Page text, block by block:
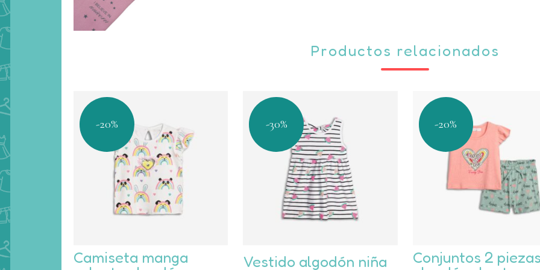
Productos relacionados
-20%
Este
Camiseta manga
-30%
Este
Vestido algodón niña
-20%
Este
Conjuntos 2 piezas